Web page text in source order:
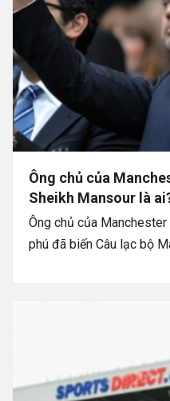
Ông chủ của
Sheikh Mansour là
Ông chủ của
phú đã biến Câu lạc bộ